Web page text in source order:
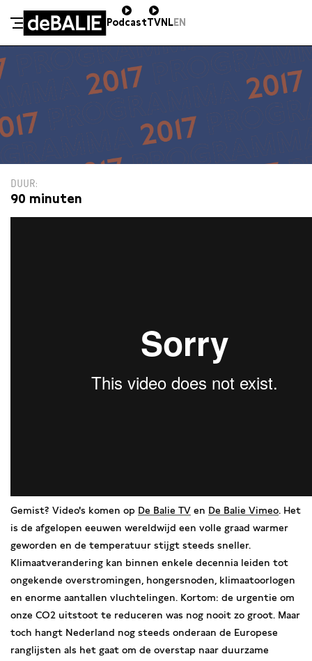
Meteen naar de content
De Balie
PodcastTVNLEN
DUUR
90 minuten
Gemist? Video's komen op De Balie TV en De Balie Vimeo. Het
is de afgelopen eeuwen wereldwijd een volle graad warmer
geworden en de temperatuur stijgt steeds sneller.
Klimaatverandering kan binnen enkele decennia leiden tot
ongekende overstromingen, hongersnoden, klimaatoorlogen
en enorme aantallen vluchtelingen. Kortom: de urgentie om
onze CO2 uitstoot te reduceren was nog nooit zo groot. Maar
toch hangt Nederland nog steeds onderaan de Europese
ranglijsten als het gaat om de overstap naar duurzame